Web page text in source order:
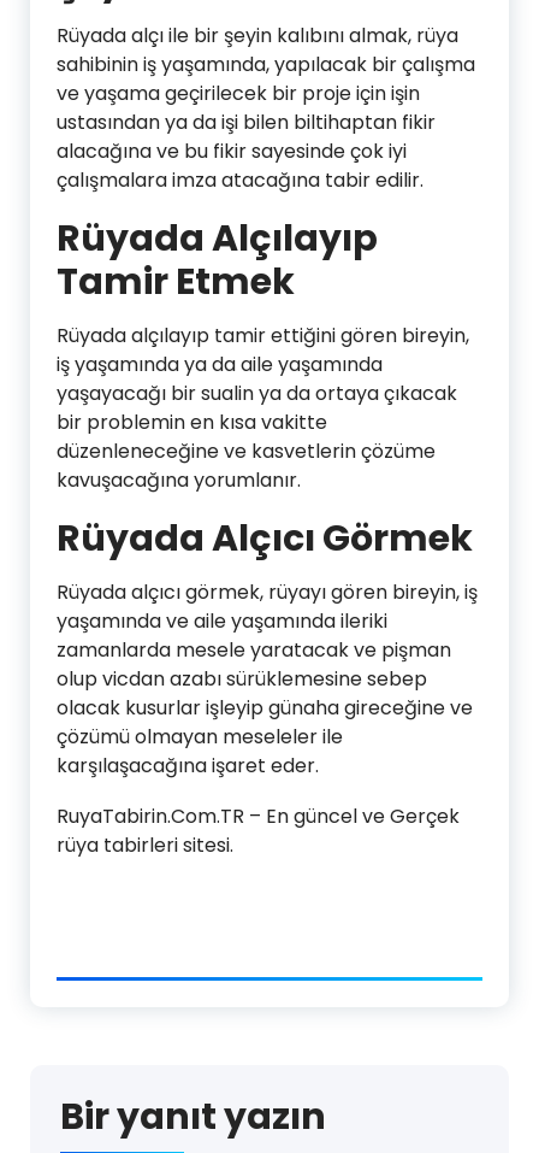
Rüyada alçı ile bir şeyin kalıbını almak, rüya
sahibinin iş yaşamında, yapılacak bir çalışma
ve yaşama geçirilecek bir proje için işin
ustasından ya da işi bilen biltihaptan fikir
alacağına ve bu fikir sayesinde çok iyi
çalışmalara imza atacağına tabir edilir.
Rüyada Alçılayıp
Tamir Etmek
Rüyada alçılayıp tamir ettiğini gören bireyin,
iş yaşamında ya da aile yaşamında
yaşayacağı bir sualin ya da ortaya çıkacak
bir problemin en kısa vakitte
düzenleneceğine ve kasvetlerin çözüme
kavuşacağına yorumlanır.
Rüyada Alçıcı Görmek
Rüyada alçıcı görmek, rüyayı gören bireyin, iş
yaşamında ve aile yaşamında ileriki
zamanlarda mesele yaratacak ve pişman
olup vicdan azabı sürüklemesine sebep
olacak kusurlar işleyip günaha gireceğine ve
çözümü olmayan meseleler ile
karşılaşacağına işaret eder.
RuyaTabirin.Com.TR – En güncel ve Gerçek
rüya tabirleri sitesi.
Bir yanıt yazın